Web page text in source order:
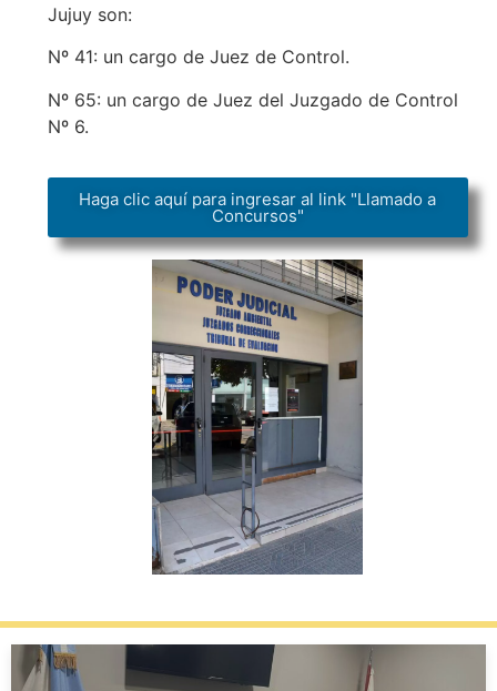
Jujuy son:
Nº 41: un cargo de Juez de Control.
Nº 65: un cargo de Juez del Juzgado de Control
Nº 6.
Haga clic aquí para ingresar al link "Llamado a
Concursos"